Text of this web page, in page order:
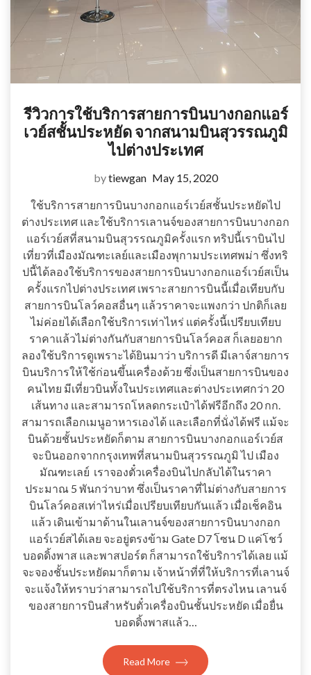
รีวิวการใช้บริการสายการบินบางกอกแอร์
เวย์สชั้นประหยัด จากสนามบินสุวรรณภูมิ
ไปต่างประเทศ
bytiewgan May 15, 2020
ใช้บริการสายการบินบางกอกแอร์เวย์สชั้นประหยัดไป
ต่างประเทศ และใช้บริการเลานจ์ของสายการบินบางกอก
แอร์เวย์สที่สนามบินสุวรรณภูมิครั้งแรก ทริปนี้เราบินไป
เที่ยวที่เมืองมัณฑะเลย์และเมืองพุกามประเทศพม่า ซึ่งทริ
ปนี้ได้ลองใช้บริการของสายการบินบางกอกแอร์เวย์สเป็น
ครั้งแรกไปต่างประเทศ เพราะสายการบินนี้เมื่อเทียบกับ
สายการบินโลว์คอสอื่นๆ แล้วราคาจะแพงกว่า ปกติก็เลย
ไม่ค่อยได้เลือกใช้บริการเท่าไหร่ แต่ครั้งนี้เปรียบเทียบ
ราคาแล้วไม่ต่างกันกับสายการบินโลว์คอส ก็เลยอยาก
ลองใช้บริการดูเพราะได้ยินมาว่า บริการดี มีเลาจ์สายการ
บินบริการให้ใช้ก่อนขึ้นเครื่องด้วย ซึ่งเป็นสายการบินของ
คนไทย มีเที่ยวบินทั้งในประเทศและต่างประเทศกว่า 20
เส้นทาง และสามารถโหลดกระเป๋าได้ฟรีอีกถึง 20 กก.
สามารถเลือกเมนูอาหารเองได้ และเลือกที่นั่งได้ฟรี แม้จะ
บินด้วยชั้นประหยัดก็ตาม สายการบินบางกอกแอร์เวย์ส
จะบินออกจากกรุงเทพที่สนามบินสุวรรณภูมิ ไป เมือง
มัณฑะเลย์ เราจองตั๋วเครื่องบินไปกลับได้ในราคา
ประมาณ 5 พันกว่าบาท ซึ่งเป็นราคาที่ไม่ต่างกับสายการ
บินโลว์คอสเท่าไหร่เมื่อเปรียบเทียบกันแล้ว เมื่อเช็คอิน
แล้ว เดินเข้ามาด้านในเลานจ์​ของสายการบิน​บางกอก​
แอร์เวย์ส​ได้​เลย​ จะอยู่ตรงข้าม​ Gate D7​ โซน D แค่โชว์
บอดดิ้งพาส และพาสปอร์ต ก็สามารถใช้บริการได้เลย แม้
จะจองชั้นประหยัดมาก็ตาม เจ้าหน้าที่ที่ให้บริการที่เลานจ์
จะแจ้งให้ทราบว่าสามารถไปใช้บริการที่ตรงไหน เลานจ์
ของสายการบินสำหรับตั๋วเครื่องบินชั้นประหยัด เมื่อยื่น
บอดดิ้งพาสแล้ว…
Read More